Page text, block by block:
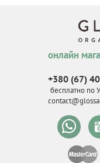
онлайн
+380 (67)
бесплатно по